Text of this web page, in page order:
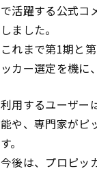
で活躍する公式コ
しました。
これまで第1期と
ッカー選定を機に
利用するユーザー
能や、専門家がピ
す。
今後は、プロピッ